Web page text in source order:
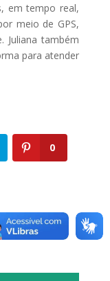
em tempo real,
meio de GPS,
Juliana também
para atender
0